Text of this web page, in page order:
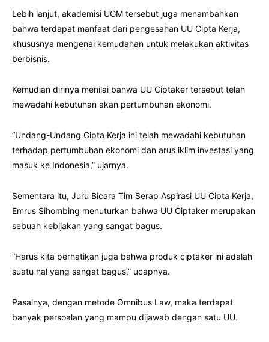
Lebih lanjut, akademisi UGM tersebut juga menambahkan
bahwa terdapat manfaat dari pengesahan UU Cipta Kerja,
khususnya mengenai kemudahan untuk melakukan aktivitas
berbisnis.
Kemudian dirinya menilai bahwa UU Ciptaker tersebut telah
mewadahi kebutuhan akan pertumbuhan ekonomi.
“Undang-Undang Cipta Kerja ini telah mewadahi kebutuhan
terhadap pertumbuhan ekonomi dan arus iklim investasi yang
masuk ke Indonesia,” ujarnya.
Sementara itu, Juru Bicara Tim Serap Aspirasi UU Cipta Kerja,
Emrus Sihombing menuturkan bahwa UU Ciptaker merupakan
sebuah kebijakan yang sangat bagus.
“Harus kita perhatikan juga bahwa produk ciptaker ini adalah
suatu hal yang sangat bagus,” ucapnya.
Pasalnya, dengan metode Omnibus Law, maka terdapat
banyak persoalan yang mampu dijawab dengan satu UU.